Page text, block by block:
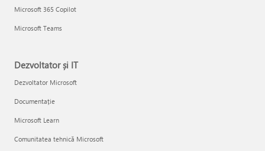
Microsoft 365 Copilot
Microsoft Teams
Dezvoltator și IT
Dezvoltator Microsoft
Documentație
Microsoft Learn
Comunitatea tehnică Microsoft